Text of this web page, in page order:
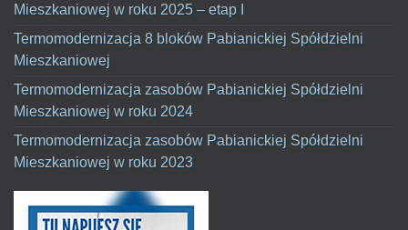
Mieszkaniowej w roku 2025 – etap I
Termomodernizacja 8 bloków Pabianickiej Spółdzielni
Mieszkaniowej
Termomodernizacja zasobów Pabianickiej Spółdzielni
Mieszkaniowej w roku 2024
Termomodernizacja zasobów Pabianickiej Spółdzielni
Mieszkaniowej w roku 2023